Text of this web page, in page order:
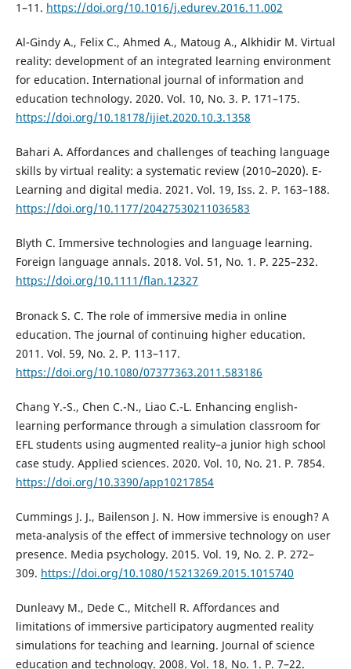
1–11. https://doi.org/10.1016/j.edurev.2016.11.002
Al-Gindy A., Felix C., Ahmed A., Matoug A., Alkhidir M. Virtual
reality: development of an integrated learning environment
for education. International journal of information and
education technology. 2020. Vol. 10, No. 3. P. 171–175.
https://doi.org/10.18178/ijiet.2020.10.3.1358
Bahari A. Affordances and challenges of teaching language
skills by virtual reality: a systematic review (2010–2020). E-
Learning and digital media. 2021. Vol. 19, Iss. 2. P. 163–188.
https://doi.org/10.1177/20427530211036583
Blyth C. Immersive technologies and language learning.
Foreign language annals. 2018. Vol. 51, No. 1. P. 225–232.
https://doi.org/10.1111/flan.12327
Bronack S. C. The role of immersive media in online
education. The journal of continuing higher education.
2011. Vol. 59, No. 2. P. 113–117.
https://doi.org/10.1080/07377363.2011.583186
Chang Y.-S., Chen C.-N., Liao C.-L. Enhancing english-
learning performance through a simulation classroom for
EFL students using augmented reality–a junior high school
case study. Applied sciences. 2020. Vol. 10, No. 21. P. 7854.
https://doi.org/10.3390/app10217854
Cummings J. J., Bailenson J. N. How immersive is enough? A
meta-analysis of the effect of immersive technology on user
presence. Media psychology. 2015. Vol. 19, No. 2. P. 272–
309. https://doi.org/10.1080/15213269.2015.1015740
Dunleavy M., Dede C., Mitchell R. Affordances and
limitations of immersive participatory augmented reality
simulations for teaching and learning. Journal of science
education and technology. 2008. Vol. 18, No. 1. P. 7–22.